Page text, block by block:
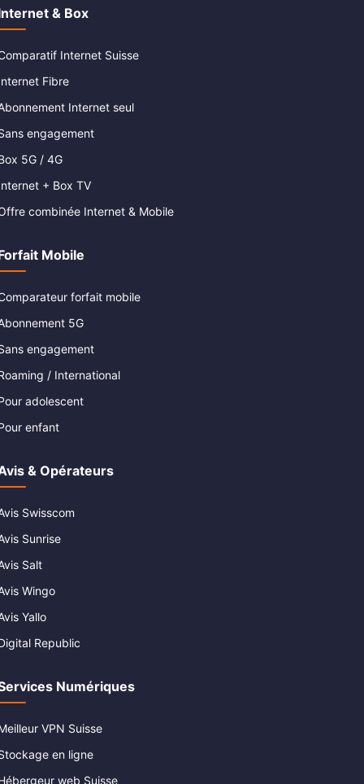
& Box
Internet Suisse
Fibre
Internet seul
engagement
5G / 4G
+ Box TV
combinée Internet & Mobile
Mobile
forfait mobile
5G
engagement
/ International
adolescent
enfant
& Opérateurs
Swisscom
Sunrise
Salt
Wingo
Yallo
Republic
Numériques
VPN Suisse
en ligne
web Suisse